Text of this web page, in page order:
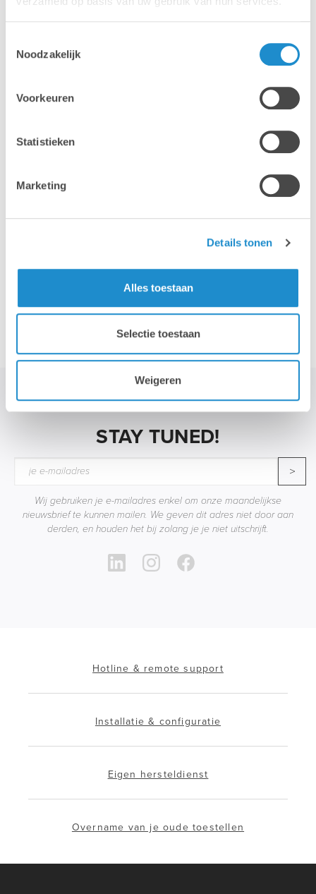
Noodzakelijk
Voorkeuren
Statistieken
Marketing
Details tonen
Alles toestaan
Selectie toestaan
Weigeren
kantoorprinter?
ook is, wij hebben we de inkten, toners en
contact op met ons team van
Bezoek de webshop van Lab9 Supplies >
STAY TUNED!
>
Wij gebruiken je e-mailadres enkel om onze maandelijkse
nieuwsbrief te kunnen mailen. We geven dit adres niet door aan
derden, en houden het bij zolang je je niet uitschrijft.
Hotline & remote support
Installatie & configuratie
Eigen hersteldienst
Overname van je oude toestellen